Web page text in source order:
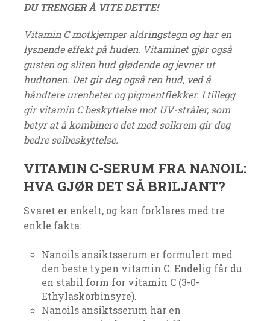
DU TRENGER Å VITE DETTE!
Vitamin C motkjemper aldringstegn og har en
lysnende effekt på huden. Vitaminet gjør også
gusten og sliten hud glødende og jevner ut
hudtonen. Det gir deg også ren hud, ved å
håndtere urenheter og pigmentflekker. I tillegg
gir vitamin C beskyttelse mot UV-stråler, som
betyr at å kombinere det med solkrem gir deg
bedre solbeskyttelse.
VITAMIN C-SERUM FRA NANOIL:
HVA GJØR DET SÅ BRILJANT?
Svaret er enkelt, og kan forklares med tre
enkle fakta:
Nanoils ansiktsserum er formulert med
den beste typen vitamin C. Endelig får du
en stabil form for vitamin C (3-0-
Ethylaskorbinsyre).
Nanoils ansiktsserum har en